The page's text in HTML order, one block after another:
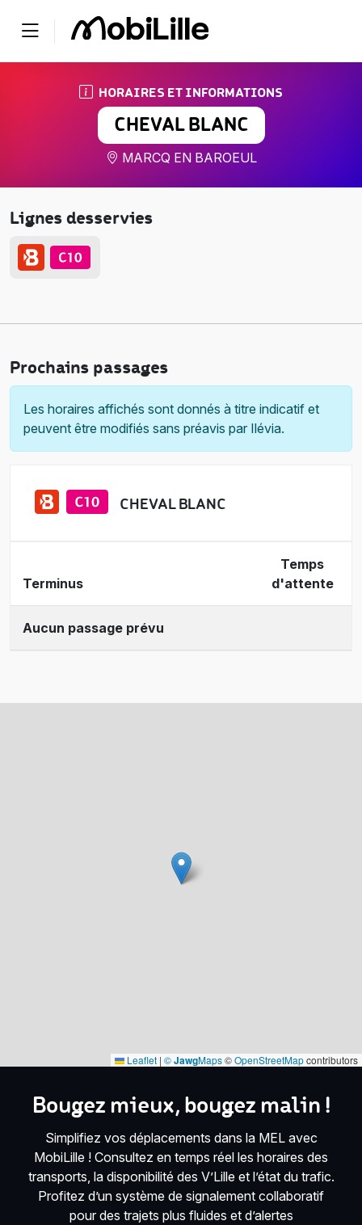
HORAIRES ET INFORMATIONS
CHEVAL BLANC
MARCQ EN BAROEUL
Lignes desservies
Prochains passages
Les horaires affichés sont donnés à titre indicatif et
peuvent être modifiés sans préavis par Ilévia.
CHEVAL BLANC
Terminus
Temps
d'attente
Aucun passage prévu
Leaflet | ©JawgMaps©OpenStreetMapcontributors
Bougez mieux, bougez malin !
Simplifiez vos déplacements dans la MEL avec
MobiLille ! Consultez en temps réel les horaires des
transports, la disponibilité des V’Lille et l’état du trafic.
Profitez d’un système de signalement collaboratif
pour des trajets plus fluides et d’alertes